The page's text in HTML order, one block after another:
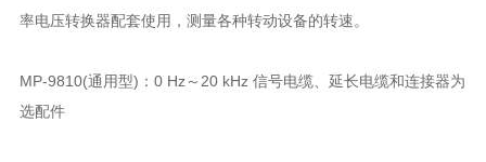
率电压转换器配套使用，测量各种转动设备的转速。
MP-9810(通用型)：0 Hz～20 kHz 信号电缆、延长电缆和连接器为
选配件